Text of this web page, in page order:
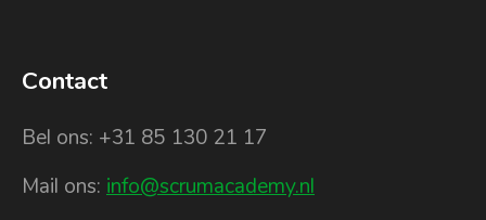
Contact
Bel ons: +31 85 130 21 17
Mail ons: info@scrumacademy.nl